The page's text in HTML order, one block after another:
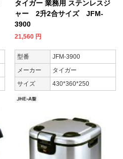
タイガー 業務用 ステンレスジ
ャー 2升2合サイズ JFM-
3900
21,560 円
型番
JFM-3900
メーカー
タイガー
サイズ
430*360*250